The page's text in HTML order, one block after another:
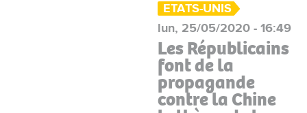
ETATS-UNIS
lun, 25/05/2020 - 16:49
Les Républicains
font de la
propagande
contre la Chine